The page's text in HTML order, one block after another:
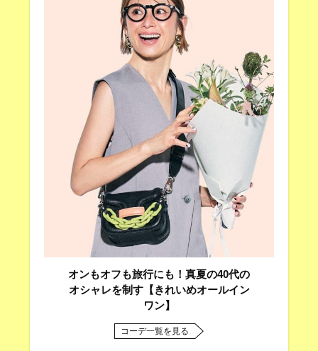
オンもオフも旅行にも！真夏の40代の
オシャレを制す【きれいめオールイン
ワン】
コーデ一覧を見る